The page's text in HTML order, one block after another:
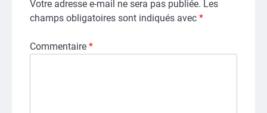
Votre adresse e-mail ne sera pas publiée. Les
champs obligatoires sont indiqués avec *
Commentaire *